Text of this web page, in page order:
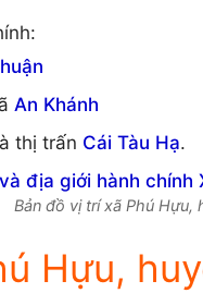
An Khánh
thị trấn Cái Tàu Hạ.
Bản đồ vị trí xã Phú Hựu,
Hựu,